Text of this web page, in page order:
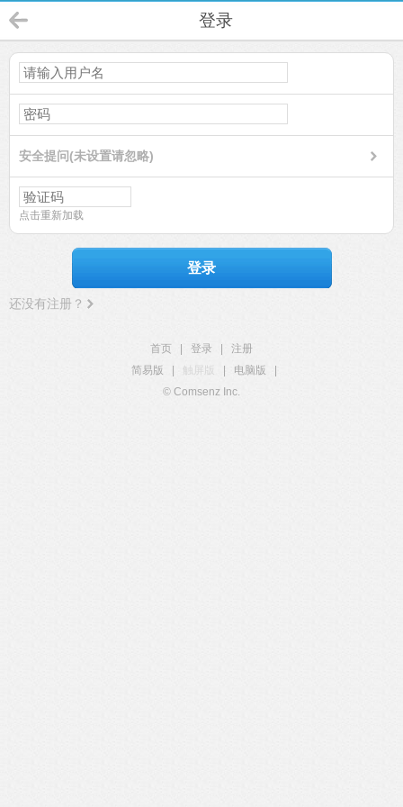
登录
安全提问(未设置请忽略)
点击重新加载
登录
还没有注册？
首页 登录
注册
简易版
触屏版 电脑版
© Comsenz Inc.